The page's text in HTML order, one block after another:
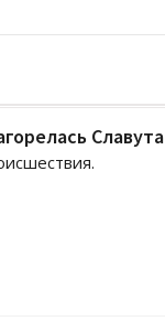
Славута